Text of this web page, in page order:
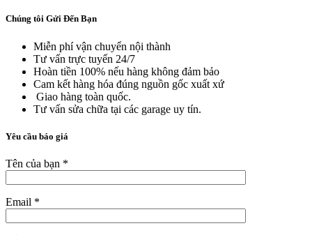
Chúng tôi Gửi Đến Bạn
Miễn phí vận chuyển nội thành
Tư vấn trực tuyến 24/7
Hoàn tiền 100% nếu hàng không đảm bảo
Cam kết hàng hóa đúng nguồn gốc xuất xứ
Giao hàng toàn quốc.
Tư vấn sửa chữa tại các garage uy tín.
Yêu cầu báo giá
Tên của bạn *
Email *